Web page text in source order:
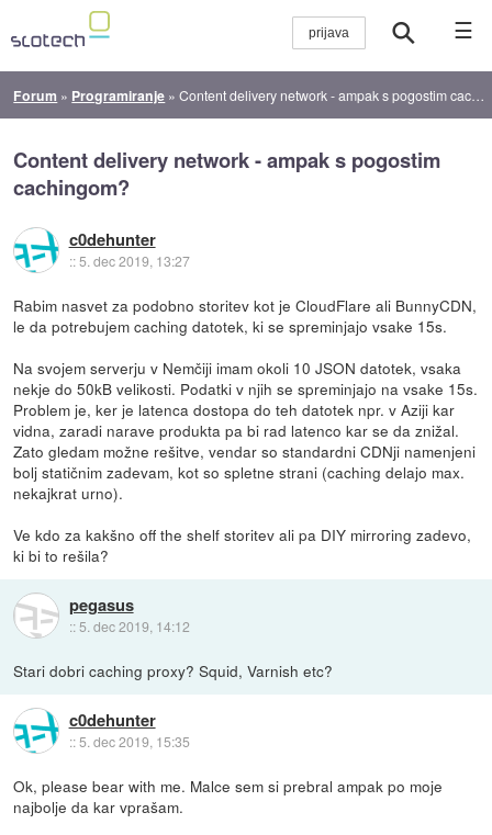
☰
Forum » Programiranje »Content delivery network - ampak s pogostim cachingom?
Content delivery network - ampak s pogostim
cachingom?
c0dehunter
::5. dec 2019, 13:27
Rabim nasvet za podobno storitev kot je CloudFlare ali BunnyCDN,
le da potrebujem caching datotek, ki se spreminjajo vsake 15s.
Na svojem serverju v Nemčiji imam okoli 10 JSON datotek, vsaka
nekje do 50kB velikosti. Podatki v njih se spreminjajo na vsake 15s.
Problem je, ker je latenca dostopa do teh datotek npr. v Aziji kar
vidna, zaradi narave produkta pa bi rad latenco kar se da znižal.
Zato gledam možne rešitve, vendar so standardni CDNji namenjeni
bolj statičnim zadevam, kot so spletne strani (caching delajo max.
nekajkrat urno).
Ve kdo za kakšno off the shelf storitev ali pa DIY mirroring zadevo,
ki bi to rešila?
pegasus
:: 5. dec 2019, 14:12
Stari dobri caching proxy? Squid, Varnish etc?
c0dehunter
::5. dec 2019, 15:35
Ok, please bear with me. Malce sem si prebral ampak po moje
najbolje da kar vprašam.